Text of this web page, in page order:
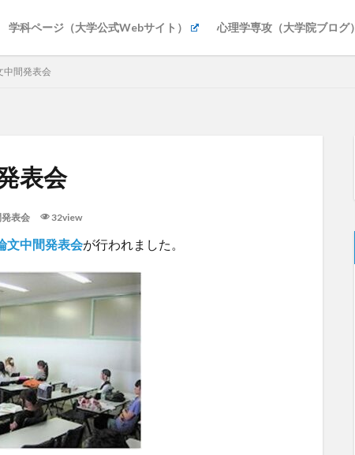
学科ページ（大学公式Webサイト） 心理学専攻（大学院ブログ）
中間発表会
表会
表会 32view
文中間発表会が行われました。